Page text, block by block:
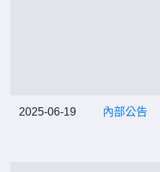
2025-06-19 內部公告